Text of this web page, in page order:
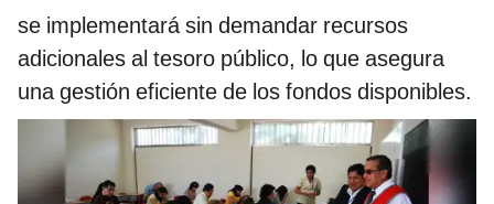
se implementará sin demandar recursos
adicionales al tesoro público, lo que asegura
una gestión eficiente de los fondos disponibles.